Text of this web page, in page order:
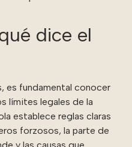
dice el
es fundamental conocer
límites legales de la
establece reglas claras
forzosos, la parte de